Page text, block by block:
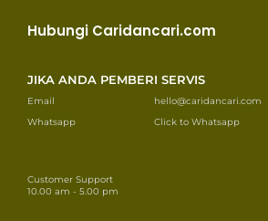
Hubungi Caridancari.com
JIKA ANDA PEMBERI SERVIS
Email
hello@caridancari.com
Whatsapp
Click to Whatsapp
Customer Support
10.00 am - 5.00 pm